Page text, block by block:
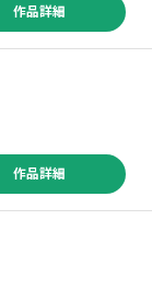
作品詳細
作品詳細